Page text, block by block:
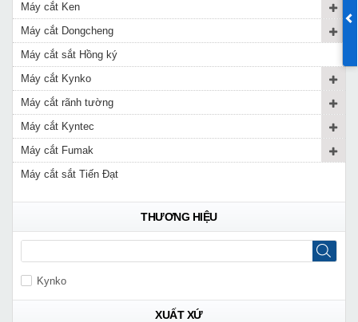
Máy cắt Ken
Máy cắt Dongcheng
Máy cắt sắt Hồng ký
Máy cắt Kynko
Máy cắt rãnh tường
Máy cắt Kyntec
Máy cắt Fumak
Máy cắt sắt Tiến Đạt
THƯƠNG HIỆU
Kynko
XUẤT XỨ